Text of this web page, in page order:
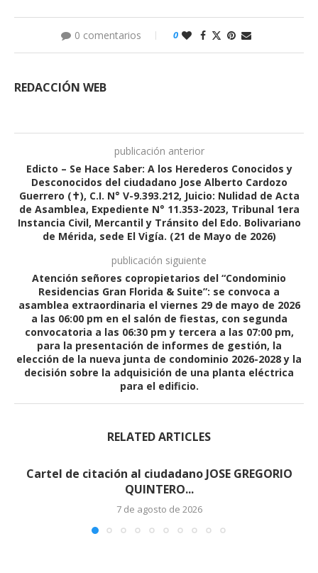
0 comentarios 0
REDACCIÓN WEB
publicación anterior
Edicto – Se Hace Saber: A los Herederos Conocidos y
Desconocidos del ciudadano Jose Alberto Cardozo
Guerrero (✝), C.I. N° V-9.393.212, Juicio: Nulidad de Acta
de Asamblea, Expediente N° 11.353-2023, Tribunal 1era
Instancia Civil, Mercantil y Tránsito del Edo. Bolivariano
de Mérida, sede El Vigía. (21 de Mayo de 2026)
publicación siguiente
Atención señores copropietarios del “Condominio
Residencias Gran Florida & Suite”: se convoca a
asamblea extraordinaria el viernes 29 de mayo de 2026
a las 06:00 pm en el salón de fiestas, con segunda
convocatoria a las 06:30 pm y tercera a las 07:00 pm,
para la presentación de informes de gestión, la
elección de la nueva junta de condominio 2026-2028 y la
decisión sobre la adquisición de una planta eléctrica
para el edificio.
RELATED ARTICLES
Cartel de citación al ciudadano JOSE GREGORIO
QUINTERO...
7 de agosto de 2026